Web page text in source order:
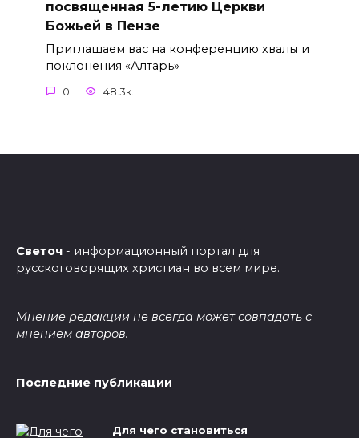
посвященная 5-летию Церкви
Божьей в Пензе
Приглашаем вас на конференцию хвалы и
поклонения «Алтарь»
0 48.3к.
Светоч - информационный портал для
русскоговорящих христиан во всем мире.
Мнение редакции не всегда может совпадать с
мнением авторов.
Последние публикации
Для чего становиться